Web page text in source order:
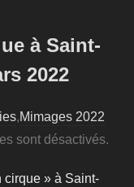
à Saint-
2022
,Mimages 2022
sont désactivés.
cirque » à Saint-